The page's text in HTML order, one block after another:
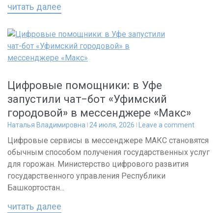
читать далее
Цифровые помощники: в Уфе
запустили чат-бот «Уфимский
городовой» в мессенджере «Макс»
Наталья Владимировна 24 июля, 2026 Leave a comment
Цифровые сервисы в мессенджере МАКС становятся
обычным способом получения государственных услуг
для горожан. Министерство цифрового развития
государственного управления Республики
Башкортостан...
читать далее